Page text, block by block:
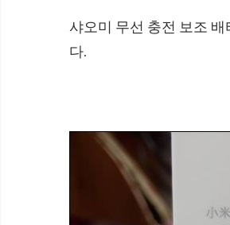
샤오미 무선 충전 보조
다.